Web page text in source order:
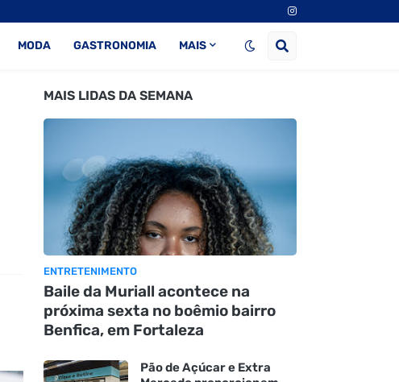
MODA GASTRONOMIA MAIS
MAIS LIDAS DA SEMANA
ENTRETENIMENTO
Baile da Muriall acontece na
próxima sexta no boêmio bairro
Benfica, em Fortaleza
Pão de Açúcar e Extra